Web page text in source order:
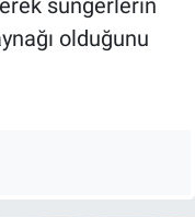
süngerlerin
olduğunu